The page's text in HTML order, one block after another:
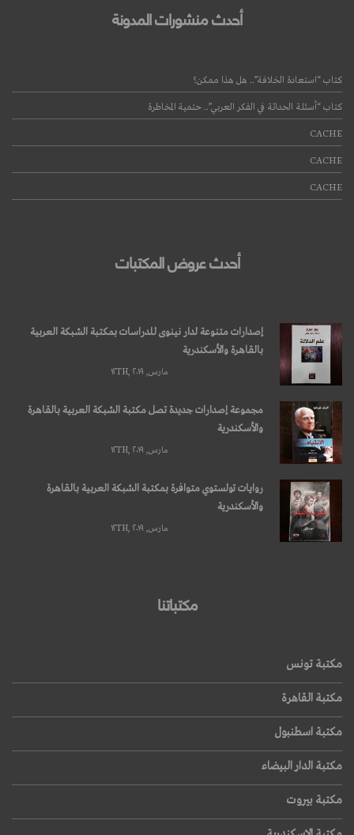
قراءة المزيد
أحدث منشورات المدونة
كتاب “استعادة الخلافة”.. هل هذا ممكن؟
كتاب “أسئلة الحداثة في الفكر العربي”.. حتمية المخاطرة
CACHE
CACHE
CACHE
أحدث عروض المكتبات
إصدارات متنوعة لدار نينوى للدراسات بمكتبة الشبكة العربية
بالقاهرة والأسكندرية
مارس, ۱۲TH, ۲۰۱۹
مجموعة إصدارات جديدة تصل مكتبة الشبكة العربية بالقاهرة
والأسكندرية
مارس, ۱۲TH, ۲۰۱۹
روايات تولستوي متوافرة بمكتبة الشبكة العربية بالقاهرة
والأسكندرية
مارس, ۱۲TH, ۲۰۱۹
مكتباتنا
مكتبة تونس
مكتبة القاهرة
مكتبة اسطنبول
مكتبة الدار البيضاء
مكتبة بيروت